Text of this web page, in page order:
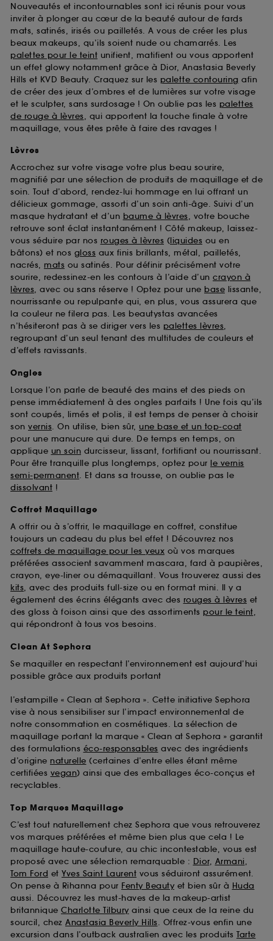
Nouveautés et incontournables sont ici réunis pour vous
inviter à plonger au cœur de la beauté autour de fards
mats, satinés, irisés ou pailletés. A vous de créer les plus
beaux makeups, qu’ils soient nude ou chamarrés. Les
palettes pour le teint unifient, matifient ou vous apportent
un effet glowy notamment grâce à Dior, Anastasia Beverly
Hills et KVD Beauty. Craquez sur les palette contouring afin
de créer des jeux d’ombres et de lumières sur votre visage
et le sculpter, sans surdosage ! On oublie pas les palettes
de rouge à lèvres, qui apportent la touche finale à votre
maquillage, vous êtes prête à faire des ravages !
Lèvres
Accrochez sur votre visage votre plus beau sourire,
magnifié par une sélection de produits de maquillage et de
soin. Tout d’abord, rendez-lui hommage en lui offrant un
délicieux gommage, assorti d’un soin anti-âge. Suivi d’un
masque hydratant et d’un baume à lèvres, votre bouche
retrouve sont éclat instantanément ! Côté makeup, laissez-
vous séduire par nos rouges à lèvres (liquides ou en
bâtons) et nos gloss aux finis brillants, métal, pailletés,
nacrés, mats ou satinés. Pour définir précisément votre
sourire, redessinez-en les contours à l’aide d’un crayon à
lèvres, avec ou sans réserve ! Optez pour une base lissante,
nourrissante ou repulpante qui, en plus, vous assurera que
la couleur ne filera pas. Les beautystas avancées
n’hésiteront pas à se diriger vers les palettes lèvres,
regroupant d’un seul tenant des multitudes de couleurs et
d’effets ravissants.
Ongles
Lorsque l’on parle de beauté des mains et des pieds on
pense immédiatement à des ongles parfaits ! Une fois qu’ils
sont coupés, limés et polis, il est temps de penser à choisir
son vernis. On utilise, bien sûr, une base et un top-coat
pour une manucure qui dure. De temps en temps, on
applique un soin durcisseur, lissant, fortifiant ou nourrissant.
Pour être tranquille plus longtemps, optez pour le vernis
semi-permanent. Et dans sa trousse, on oublie pas le
dissolvant !
Coffret Maquillage
A offrir ou à s’offrir, le maquillage en coffret, constitue
toujours un cadeau du plus bel effet ! Découvrez nos
coffrets de maquillage pour les yeux où vos marques
préférées associent savamment mascara, fard à paupières,
crayon, eye-liner ou démaquillant. Vous trouverez aussi des
kits, avec des produits full-size ou en format mini. Il y a
également des écrins élégants avec des rouges à lèvres et
des gloss à foison ainsi que des assortiments pour le teint,
qui répondront à tous vos besoins.
Clean At Sephora
Se maquiller en respectant l’environnement est aujourd’hui
possible grâce aux produits portant
l’estampille « Clean at Sephora ». Cette initiative Sephora
vise à nous sensibiliser sur l’impact environnemental de
notre consommation en cosmétiques. La sélection de
maquillage portant la marque « Clean at Sephora » garantit
des formulations éco-responsables avec des ingrédients
d’origine naturelle (certaines d’entre elles étant même
certifiées vegan) ainsi que des emballages éco-conçus et
recyclables.
Top Marques Maquillage
C’est tout naturellement chez Sephora que vous retrouverez
vos marques préférées et même bien plus que cela ! Le
maquillage haute-couture, au chic incontestable, vous est
proposé avec une sélection remarquable : Dior, Armani,
Tom Ford et Yves Saint Laurent vous séduiront assurément.
On pense à Rihanna pour Fenty Beauty et bien sûr à Huda
aussi. Découvrez les must-haves de la makeup-artist
britannique Charlotte Tilbury ainsi que ceux de la reine du
sourcil, chez Anastasia Beverly Hills. Offrez-vous enfin une
excursion dans l’outback australien avec les produits Tarte